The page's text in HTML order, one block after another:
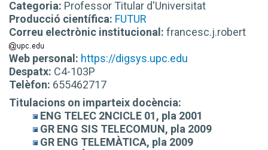
Categoria: Professor Titular d'Universitat
Producció científica: FUTUR
Correu electrònic institucional: francesc.j.robert
Web personal: https://digsys.upc.edu
Despatx: C4-103P
Telèfon: 655462717
Titulacions on imparteix docència:
ENG TELEC 2NCICLE 01, pla 2001
GR ENG SIS TELECOMUN, pla 2009
GR ENG TELEMÀTICA, pla 2009